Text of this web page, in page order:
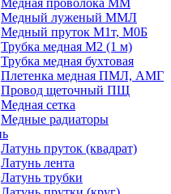
Медная проволока ММ
Медный луженый ММЛ
Медный пруток М1т, М0Б
Трубка медная М2 (1 м)
Трубка медная бухтовая
Плетенка медная ПМЛ, АМГ
Провод щеточный ПЩ
Медная сетка
Медные радиаторы
Латунь пруток (квадрат)
Латунь лента
Латунь трубки